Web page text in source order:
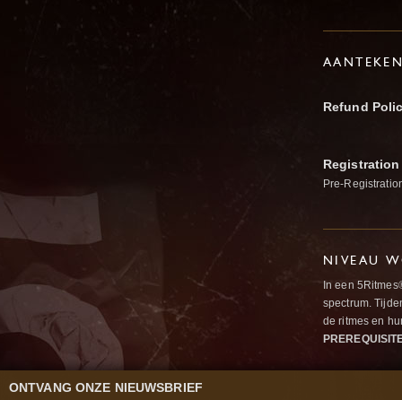
Refund
Pre-
NIVEAU
In een
spectrum.
de ritmes en
ONTVANG ONZE NIEUWSBRIEF